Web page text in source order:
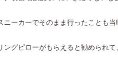
ーカーでそのまま行ったことも
グピローがもらえると勧められ